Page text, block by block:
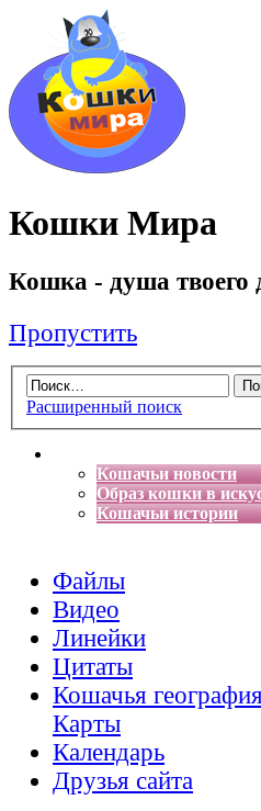
Кошки Мира
Кошка - душа твоего
Пропустить
Расширенный поиск
Кошачьи новости
Образ кошки в
Кошачьи истории
Файлы
Видео
Линейки
Цитаты
Кошачья география
Карты
Календарь
Друзья сайта